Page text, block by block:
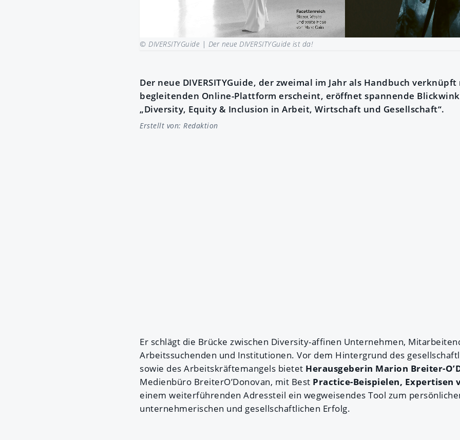
© DIVERSITYGuide | Der neue DIVERSITYGuide ist da!
Der neue DIVERSITYGuide, der zweimal im Jahr als Handbuch
begleitenden Online-Plattform erscheint, eröffnet spannende
„Diversity, Equity & Inclusion in Arbeit, Wirtschaft und Gesellschaft“.
Erstellt von: Redaktion
Er schlägt die Brücke zwischen Diversity-affinen Unternehmen,
Arbeitssuchenden und Institutionen. Vor dem Hintergrund des
sowie des Arbeitskräftemangels bietet Herausgeberin Marion Breiter-
Medienbüro BreiterO’Donovan, mit Best Practice-Beispielen, Expertisen
einem weiterführenden Adressteil ein wegweisendes Tool zum
unternehmerischen und gesellschaftlichen Erfolg.